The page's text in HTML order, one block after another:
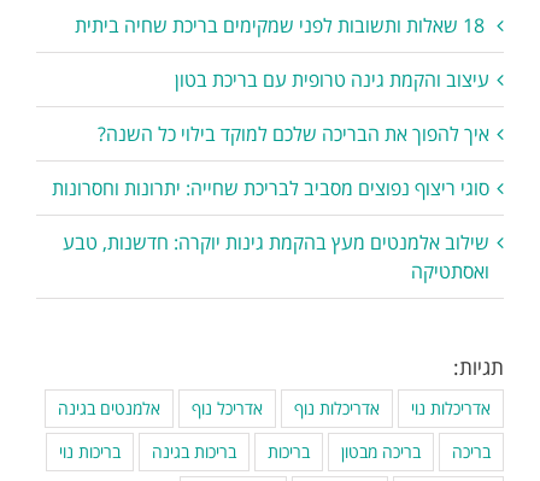
עיצוב והקמת גינה טרופית עם בריכת בטון
איך להפוך את הבריכה שלכם למוקד בילוי כל השנה?
סוגי ריצוף נפוצים מסביב לבריכת שחייה: יתרונות וחסרונות
שילוב אלמנטים מעץ בהקמת גינות יוקרה: חדשנות, טבע
ואסתטיקה
תגיות:
אדריכלות נוי אדריכלות נוף אדריכל נוף
אלמנטים בגינה
בריכה
בריכה מבטון בריכות בריכות בגינה
בריכות נוי